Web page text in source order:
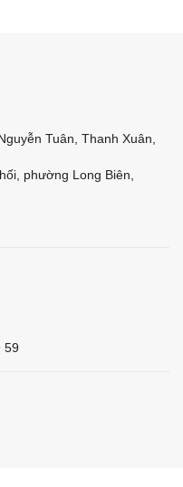
Tuân, Thanh Xuân,
phường Long Biên,
59